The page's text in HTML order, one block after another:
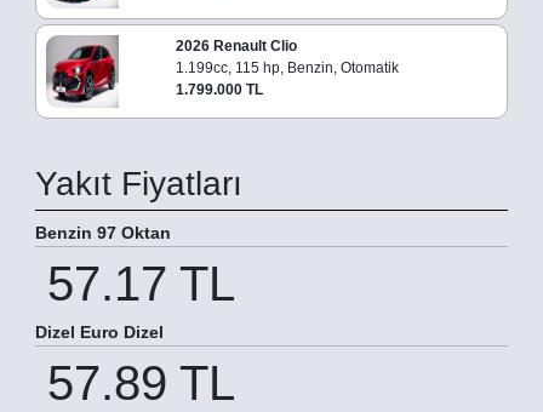
2026 Renault Clio
1.199cc, 115 hp, Benzin, Otomatik
1.799.000 TL
Yakıt Fiyatları
Benzin 97 Oktan
57.17 TL
Dizel Euro Dizel
57.89 TL